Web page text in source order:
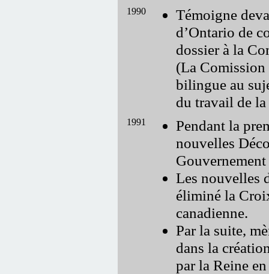
1990
Témoigne
d’Ontario de
dossier à la
(La Comission
bilingue au
du travail de
1991
Pendant la
nouvelles
Les nouvelles
éliminé la
canadienne.
Par la suite,
dans la
par la Reine